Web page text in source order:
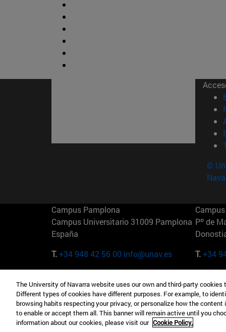
©
Campus Pamplona
Campus Universitario 31009 Pamplona
España
T.+34 948 42 56 00 info@unav.es
Pº de
T.+34
Camino del Cerro Águila 3 28023
Madrid España
T.+34 912 11 30 00
165 W
EE.UU
T.+1
The University of Navarra website uses our own and third-party
Different types of cookies have different purposes. For example, to
browsing habits respecting your privacy, or personalize how the
to enable or accept them all. This banner will remain active until you
information about our cookies, please visit our Cookie Policy.